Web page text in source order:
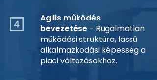
Agilis működés
bevezetése - Rugalmatlan
működési struktúra, lassú
alkalmazkodási képesség a
piaci változásokhoz.